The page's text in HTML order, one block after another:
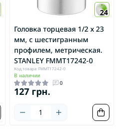
24
Головка торцевая 1/2 х 23
мм, с шестигранным
профилем, метрическая.
STANLEY FMMT17242-0
Код товара: FMMT17242-0
В наличии
0
127 грн.